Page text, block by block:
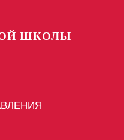
ШКОЛЫ